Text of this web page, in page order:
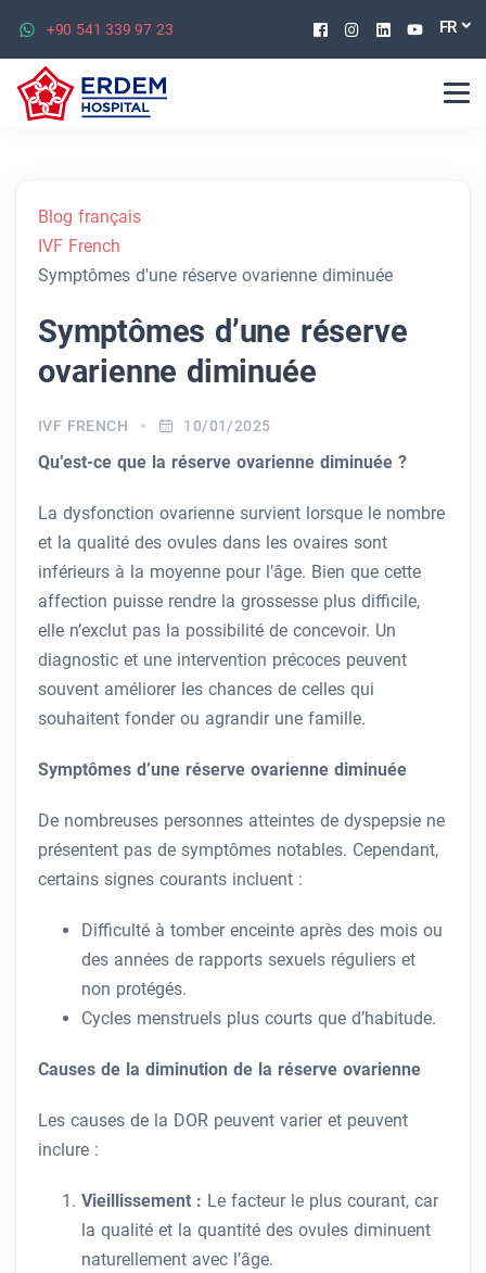
+90 541 339 97 23 Facebook
Instagram
Linkedin
FR
Blog français
IVF French
Symptômes d'une réserve ovarienne diminuée
Symptômes d’une réserve
ovarienne diminuée
IVF FRENCH 10/01/2025
Qu’est-ce que la réserve ovarienne diminuée ?
La dysfonction ovarienne survient lorsque le nombre
et la qualité des ovules dans les ovaires sont
inférieurs à la moyenne pour l’âge. Bien que cette
affection puisse rendre la grossesse plus difficile,
elle n’exclut pas la possibilité de concevoir. Un
diagnostic et une intervention précoces peuvent
souvent améliorer les chances de celles qui
souhaitent fonder ou agrandir une famille.
Symptômes d’une réserve ovarienne diminuée
De nombreuses personnes atteintes de dyspepsie ne
présentent pas de symptômes notables. Cependant,
certains signes courants incluent :
Difficulté à tomber enceinte après des mois ou
des années de rapports sexuels réguliers et
non protégés.
Cycles menstruels plus courts que d’habitude.
Causes de la diminution de la réserve ovarienne
Les causes de la DOR peuvent varier et peuvent
inclure :
Vieillissement : Le facteur le plus courant, car
la qualité et la quantité des ovules diminuent
naturellement avec l’âge.